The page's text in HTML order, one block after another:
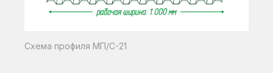
Схема профиля МП/С-21